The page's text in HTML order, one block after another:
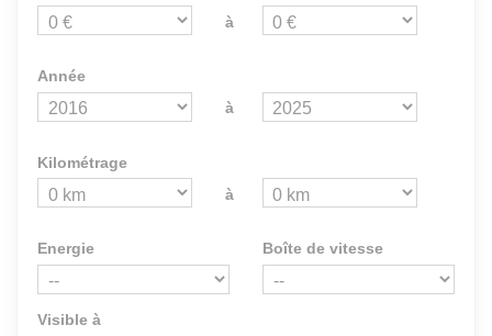
à
Année
à
Kilométrage
à
Energie Boîte de vitesse
Visible à